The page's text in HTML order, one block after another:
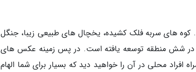
کوه های سربه فلک کشیده، یخچال های طبیعی زیبا، جنگل
در شش منطقه توسعه یافته است. در پس زمینه عکس های
افراد محلی در آن را خواهید دید که بسیار برای شما الهام